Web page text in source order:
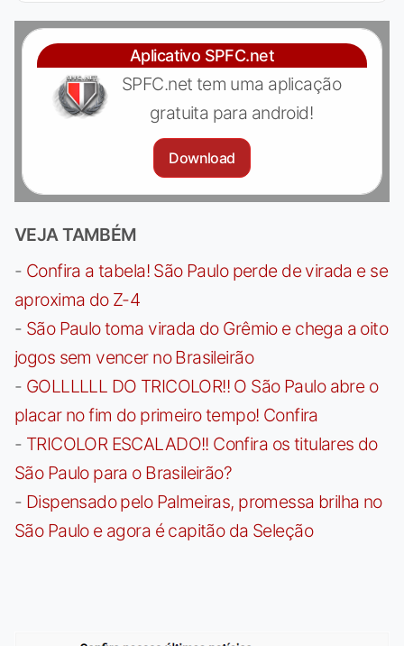
Aplicativo SPFC.net
SPFC.net tem uma aplicação
gratuita para android!
Download
VEJA TAMBÉM
- Confira a tabela! São Paulo perde de virada e se
aproxima do Z-4
- São Paulo toma virada do Grêmio e chega a oito
jogos sem vencer no Brasileirão
- GOLLLLLL DO TRICOLOR!! O São Paulo abre o
placar no fim do primeiro tempo! Confira
- TRICOLOR ESCALADO!! Confira os titulares do
São Paulo para o Brasileirão?
- Dispensado pelo Palmeiras, promessa brilha no
São Paulo e agora é capitão da Seleção